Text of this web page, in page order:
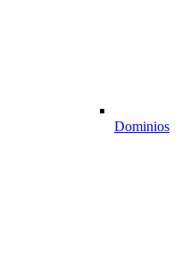
Dominios